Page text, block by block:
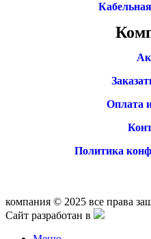
Оплата
Политика
компания © 2025 все права
Сайт разработан в